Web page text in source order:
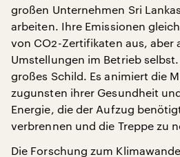
großen Unternehmen Sri
arbeiten. Ihre Emissionen
von CO2-Zertifikaten aus, aber
Umstellungen im Betrieb
großes Schild. Es animiert die
zugunsten ihrer Gesundheit
Energie, die der Aufzug
verbrennen und die Treppe zu
Die Forschung zum